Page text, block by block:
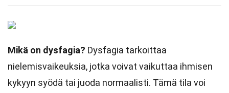
Mikä on dysfagia? Dysfagia tarkoittaa
nielemisvaikeuksia, jotka voivat vaikuttaa ihmisen
kykyyn syödä tai juoda normaalisti. Tämä tila voi